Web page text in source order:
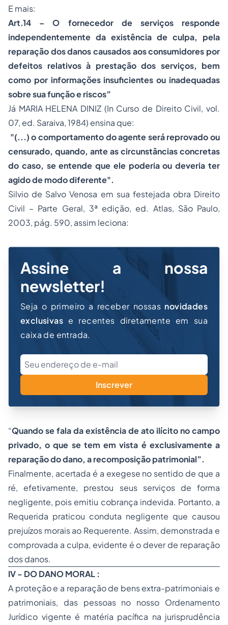
E mais:
Art.14 – O fornecedor de serviços responde
independentemente da existência de culpa, pela
reparação dos danos causados aos consumidores por
defeitos relativos à prestação dos serviços, bem
como por informações insuficientes ou inadequadas
sobre sua função e riscos”
Já MARIA HELENA DINIZ (In Curso de Direito Civil, vol.
07, ed. Saraiva, 1984) ensina que:
"(...) o comportamento do agente será reprovado ou
censurado, quando, ante as circunstâncias concretas
do caso, se entende que ele poderia ou deveria ter
agido de modo diferente".
Silvio de Salvo Venosa em sua festejada obra Direito
Civil – Parte Geral, 3ª edição, ed. Atlas, São Paulo,
2003, pág. 590, assim leciona:
Assine a nossa
newsletter!
Seja o primeiro a receber nossas novidades
exclusivas e recentes diretamente em sua
caixa de entrada.
Inscrever
“Quando se fala da existência de ato ilícito no campo
privado, o que se tem em vista é exclusivamente a
reparação do dano, a recomposição patrimonial”.
Finalmente, acertada é a exegese no sentido de que a
ré, efetivamente, prestou seus serviços de forma
negligente, pois emitiu cobrança indevida. Portanto, a
Requerida praticou conduta negligente que causou
prejuízos morais ao Requerente. Assim, demonstrada e
comprovada a culpa, evidente é o dever de reparação
dos danos.
IV - DO DANO MORAL :
A proteção e a reparação de bens extra-patrimoniais e
patrimoniais, das pessoas no nosso Ordenamento
Jurídico vigente é matéria pacífica na jurisprudência